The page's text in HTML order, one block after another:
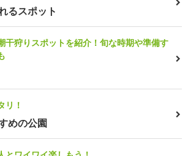
るスポット
干狩りスポットを紹介！旬な時期や準備す
リ！
めの公園